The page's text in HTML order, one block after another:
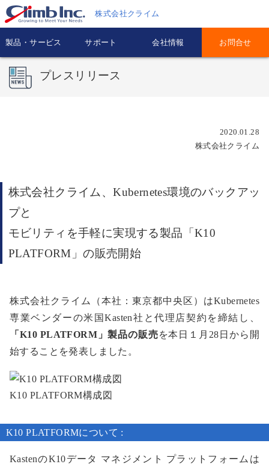
株式会社クライム
製品・サービス サポート 会社情報 お問合せ
プレスリリース
2020.01.28
株式会社クライム
株式会社クライム、Kubernetes環境のバックアッ
プと
モビリティを手軽に実現する製品「K10
PLATFORM」の販売開始
株式会社クライム（本社：東京都中央区）はKubernetes
専業ベンダーの米国Kasten社と代理店契約を締結し、
「K10 PLATFORM」製品の販売を本日１月28日から開
始することを発表しました。
K10 PLATFORM構成図
K10 PLATFORMについて :
KastenのK10データ マネジメント プラットフォームは